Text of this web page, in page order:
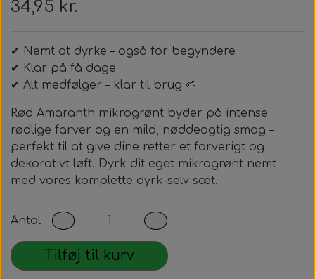
34,95 kr.
✔ Nemt at dyrke – også for begyndere
✔ Klar på få dage
✔ Alt medfølger – klar til brug 🌱
Rød Amaranth mikrogrønt byder på intense
rødlige farver og en mild, nøddeagtig smag –
perfekt til at give dine retter et farverigt og
dekorativt løft. Dyrk dit eget mikrogrønt nemt
med vores komplette dyrk-selv sæt.
Antal
Tilføj til kurv